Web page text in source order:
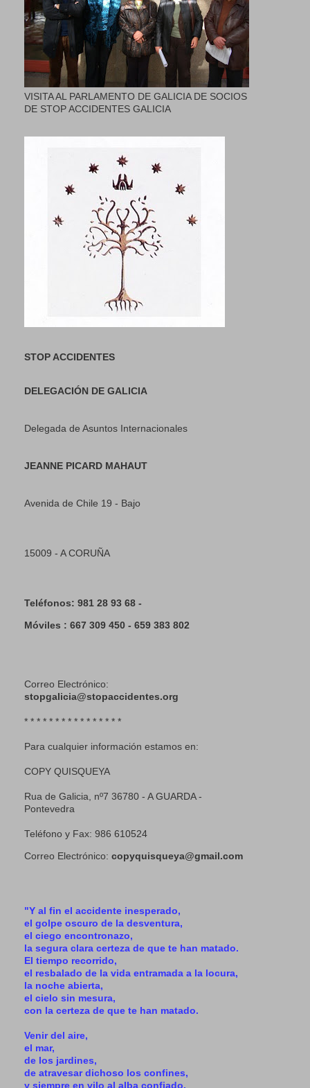
VISITA AL PARLAMENTO DE GALICIA DE SOCIOS
DE STOP ACCIDENTES GALICIA
STOP ACCIDENTES
DELEGACIÓN DE GALICIA
Delegada de Asuntos Internacionales
JEANNE PICARD MAHAUT
Avenida de Chile 19 - Bajo
15009 - A CORUÑA
Teléfonos: 981 28 93 68 -
Móviles : 667 309 450 - 659 383 802
Correo Electrónico:
stopgalicia@stopaccidentes.org
* * * * * * * * * * * * * * * *
Para cualquier información estamos en:
COPY QUISQUEYA
Rua de Galicia, nº7 36780 - A GUARDA -
Pontevedra
Teléfono y Fax: 986 610524
Correo Electrónico: copyquisqueya@gmail.com
"Y al fin el accidente inesperado,
el golpe oscuro de la desventura,
el ciego encontronazo,
la segura clara certeza de que te han matado.
El tiempo recorrido,
el resbalado de la vida entramada a la locura,
la noche abierta,
el cielo sin mesura,
con la certeza de que te han matado.
Venir del aire,
el mar,
de los jardines,
de atravesar dichoso los confines,
y siempre en vilo al alba confiado.